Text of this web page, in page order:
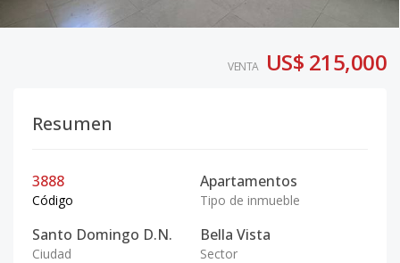
VENTA US$ 215,000
Resumen
3888
Código
Apartamentos
Tipo de inmueble
Santo Domingo D.N.
Ciudad
Bella Vista
Sector